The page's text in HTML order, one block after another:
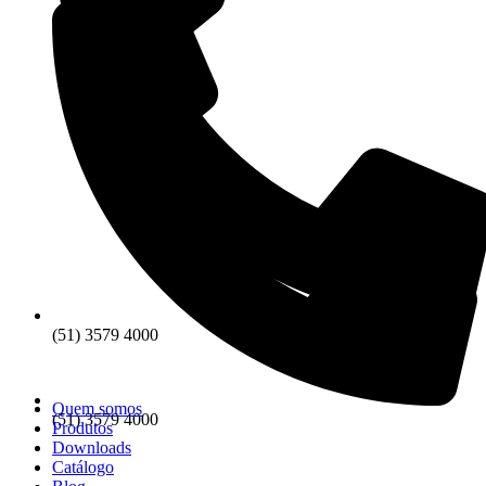
(51) 3579 4000
(51) 3579 4000
Quem somos
Produtos
Downloads
Catálogo